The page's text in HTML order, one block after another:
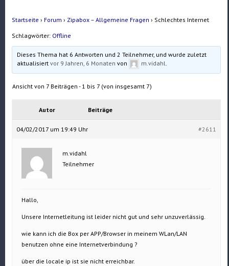
Startseite › Forum › Zipabox – Allgemeine Fragen › Schlechtes Internet
Schlagwörter: Offline
Dieses Thema hat 6 Antworten und 2 Teilnehmer, und wurde zuletzt
aktualisiertvor 9 Jahren, 6 Monaten von m.vidahl.
Ansicht von 7 Beiträgen - 1 bis 7 (von insgesamt 7)
Autor Beiträge
04/02/2017 um 19:49 Uhr #2611
m.vidahl
Teilnehmer
Hallo,
Unsere Internetleitung ist leider nicht gut und sehr unzuverlässig.
wie kann ich die Box per APP/Browser in meinem WLan/LAN
benutzen ohne eine Internetverbindung ?
über die locale ip ist sie nicht erreichbar.